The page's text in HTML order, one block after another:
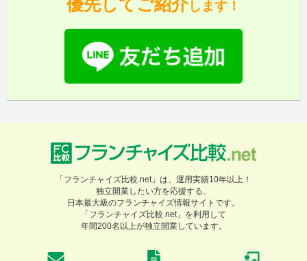
優先してご紹介します！
「フランチャイズ比較.net」は、運用実績10年以上！
独立開業したい方を応援する、
日本最大級のフランチャイズ情報サイトです。
「フランチャイズ比較.net」を利用して
年間200名以上が独立開業しています。